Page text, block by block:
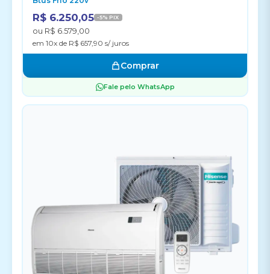
R$ 6.250,05 -5% PIX
ou R$ 6.579,00
em 10x de R$ 657,90 s/ juros
Comprar
Fale pelo WhatsApp